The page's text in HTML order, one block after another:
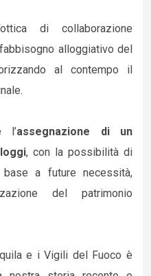
di collaborazione
alloggiativo del
al contempo il
l’assegnazione di un
, con la possibilità di
a future necessità,
del patrimonio
e i Vigili del Fuoco è